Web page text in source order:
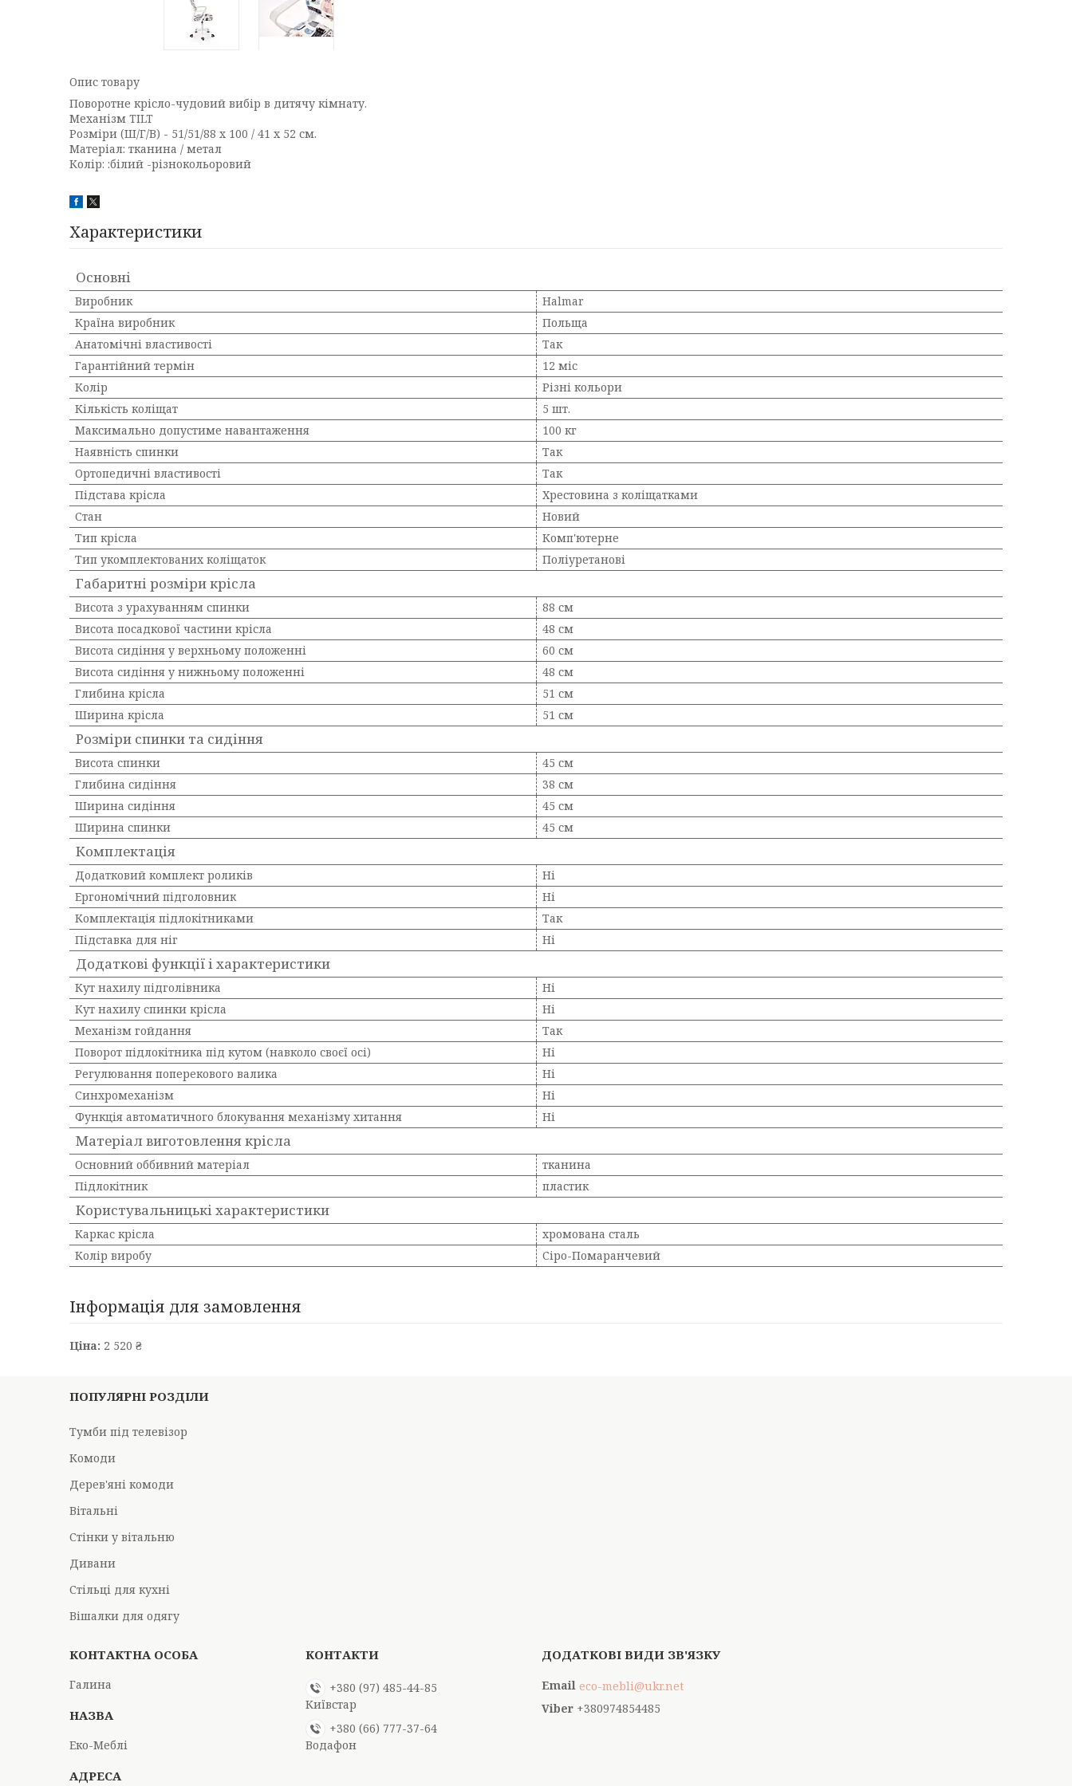
Опис товару
Поворотне крісло-чудовий вибір в дитячу кімнату.
Механізм TILT
Розміри (Ш/Г/В) - 51/51/88 x 100 / 41 х 52 см.
Матеріал: тканина / метал
Колір: :білий -різнокольоровий
Характеристики
Основні
Виробник
Halmar
Країна виробник
Польща
Анатомічні властивості
Так
Гарантійний термін
12 міс
Колір
Різні кольори
Кількість коліщат
5 шт.
Максимально допустиме навантаження
100 кг
Наявність спинки
Так
Ортопедичні властивості
Так
Підстава крісла
Хрестовина з коліщатками
Стан
Новий
Тип крісла
Комп'ютерне
Тип укомплектованих коліщаток
Поліуретанові
Габаритні розміри крісла
Висота з урахуванням спинки
88 см
Висота посадкової частини крісла
48 см
Висота сидіння у верхньому положенні
60 см
Висота сидіння у нижньому положенні
48 см
Глибина крісла
51 см
Ширина крісла
51 см
Розміри спинки та сидіння
Висота спинки
45 см
Глибина сидіння
38 см
Ширина сидіння
45 см
Ширина спинки
45 см
Комплектація
Додатковий комплект роликів
Ні
Ергономічний підголовник
Ні
Комплектація підлокітниками
Так
Підставка для ніг
Ні
Додаткові функції і характеристики
Кут нахилу підголівника
Ні
Кут нахилу спинки крісла
Ні
Механізм гойдання
Так
Поворот підлокітника під кутом (навколо своєї осі)
Ні
Регулювання поперекового валика
Ні
Синхромеханізм
Ні
Функція автоматичного блокування механізму хитання
Ні
Матеріал виготовлення крісла
Основний оббивний матеріал
тканина
Підлокітник
пластик
Користувальницькі характеристики
Каркас крісла
хромована сталь
Колір виробу
Сіро-Помаранчевий
Інформація для замовлення
Ціна: 2 520 ₴
ПОПУЛЯРНІ РОЗДІЛИ
Тумби під телевізор
Комоди
Дерев'яні комоди
Вітальні
Стінки у вітальню
Дивани
Стільці для кухні
Вішалки для одягу
Галина
Еко-Меблі
+380 (97) 485-44-85
Київстар
+380 (66) 777-37-64
Водафон
eco-mebli@ukr.net
+380974854485